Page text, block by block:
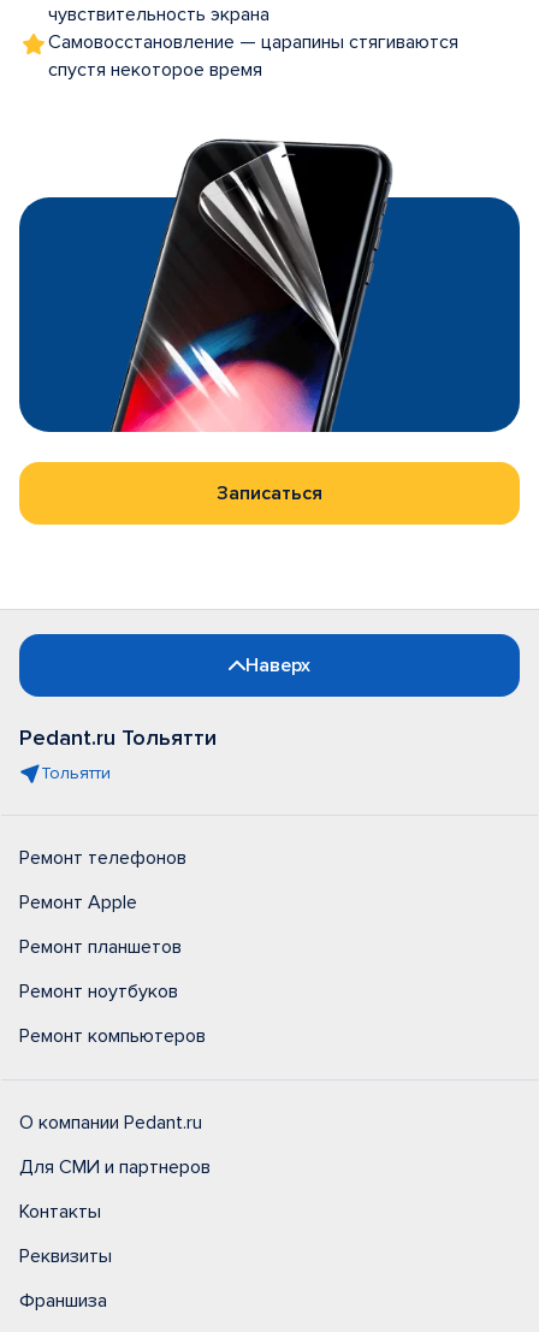
чувствительность экрана
Самовосстановление — царапины стягиваются
спустя некоторое время
Записаться
Наверх
Pedant.ru Тольятти
Тольятти
Ремонт телефонов
Ремонт Apple
Ремонт планшетов
Ремонт ноутбуков
Ремонт компьютеров
О компании Pedant.ru
Для СМИ и партнеров
Контакты
Реквизиты
Франшиза